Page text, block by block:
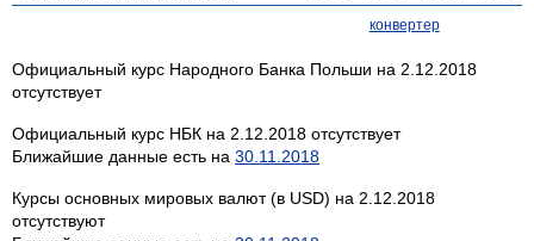
конвертер
Официальный курс Народного Банка Польши на 2.12.2018
отсутствует
Официальный курс НБК на 2.12.2018 отсутствует
Ближайшие данные есть на 30.11.2018
Курсы основных мировых валют (в USD) на 2.12.2018
отсутствуют